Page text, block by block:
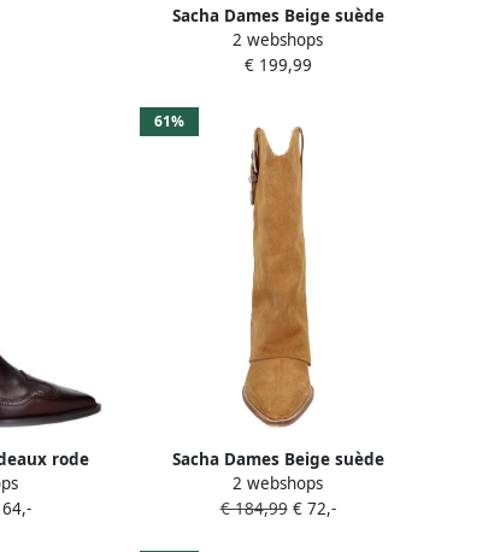
Sacha Dames Beige suède
cowboylaarzen
2 webshops
€ 199,99
rode
61%
Sacha Dames Beige suède
cowboylaarzen met flap
2 webshops
€ 184,99€ 72,-